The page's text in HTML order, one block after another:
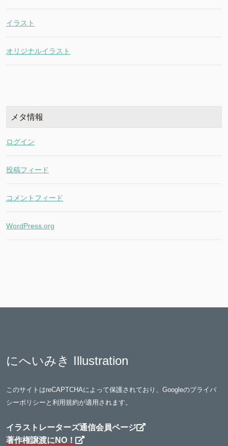
イラスト
オリジナルイラスト
メタ情報
ログイン
投稿フィード
コメントフィード
WordPress.org
にへいみき Illustration
このサイトはreCAPTCHAによって保護されており、Googleのプライバ
シーポリシー と 利用規約が適用されます。
イラストレーターズ通信会員ページ
著作権譲渡にNO！